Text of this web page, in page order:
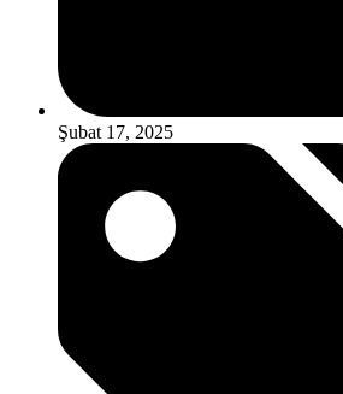
Şubat 17, 2025